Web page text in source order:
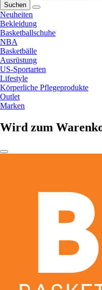
Suchen
Neuheiten
Bekleidung
Basketballschuhe
NBA
Basketbälle
Ausrüstung
US-Sportarten
Lifestyle
Körperliche Pflegeprodukte
Outlet
Marken
Wird zum